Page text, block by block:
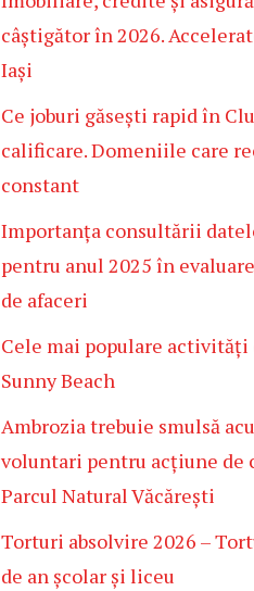
câștigător în 2026.
Iași
Ce joburi găsești rapid în
calificare. Domeniile care
constant
Importanța consultării
pentru anul 2025 în
de afaceri
Cele mai populare
Sunny Beach
Ambrozia trebuie smulsă
voluntari pentru acțiune de
Parcul Natural Văcărești
Torturi absolvire 2026 –
de an școlar și liceu